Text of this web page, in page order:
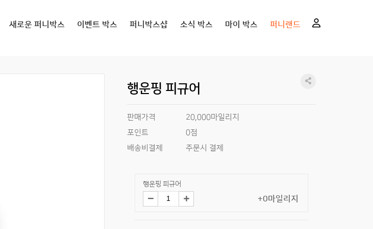
새로운 퍼니박스 이벤트 박스 퍼니박스샵 소식 박스 마이 박스 퍼니랜드
행운핑 피규어
판매가격
20,000마일리지
포인트
0점
배송비결제
주문시 결제
행운핑 피규어
+0마일리지